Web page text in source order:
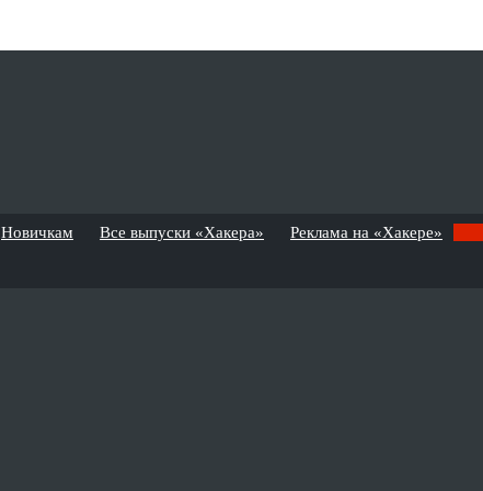
Новичкам Все выпуски «Хакера» Реклама на «Хакере»